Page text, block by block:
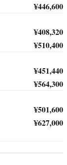
¥446,600
¥408,320
¥510,400
¥451,440
¥564,300
¥501,600
¥627,000